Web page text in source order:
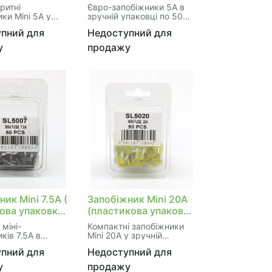
Mini 5A у
ланцюгів
Призначені
пристроїв.
та заміни.
якість та
для
о 50шт)
Євро-запобіжники 5A в
зручній упаковці по 50
потреб. Ідеальні для
захисту низьковольтних
ліній і приладів.
обладнання. Економна
цінова пропозиція для
постійних покупців.
Недоступний для
продажу
Mini 7.5A (
упаковка
7.5A в
для
автомобілів
для
Запобіжник Mini 20A
(пластикова упаковка
по 50шт)
Компактні запобіжники
Mini 20A у зручній
50 штук. Ідеальні для
дрібних електричних
Недоступний для
продажу